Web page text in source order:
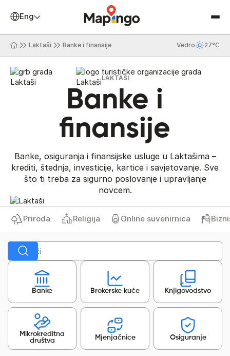
English
Laktaši Banke i finansije Vedro 27°C
LAKTAŠI
Banke i
finansije
Banke, osiguranja i finansijske usluge u Laktašima –
krediti, štednja, investicije, kartice i savjetovanje. Sve
što ti treba za sigurno poslovanje i upravljanje
novcem.
Priroda Religija Online suvenirnica Biznis
Banke Brokerske kuće Knjigovodstvo
Mikrokreditna
društva
Mjenjačnice Osiguranje